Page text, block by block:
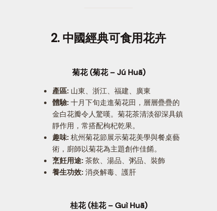
2. 中國經典可食用花卉
菊花 (菊花 – Jú Huā)
產區: 山東、浙江、福建、廣東
體驗: 十月下旬走進菊花田，層層疊疊的
金白花瓣令人驚嘆。菊花茶清淡卻深具鎮
靜作用，常搭配枸杞乾果。
趣味: 杭州菊花節展示菊花美學與餐桌藝
術，廚師以菊花為主題創作佳餚。
烹飪用途: 茶飲、湯品、粥品、裝飾
養生功效: 消炎解毒、護肝
桂花 (桂花 – Guì Huā)